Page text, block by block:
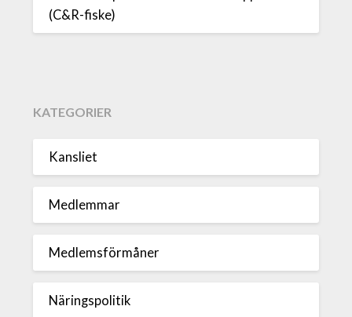
(C&R-fiske)
KATEGORIER
Kansliet
Medlemmar
Medlemsförmåner
Näringspolitik